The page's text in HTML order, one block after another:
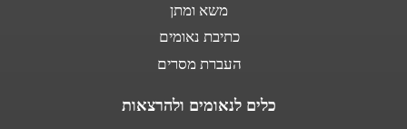
משא ומתן
כתיבת נאומים
העברת מסרים
כלים לנאומים ולהרצאות